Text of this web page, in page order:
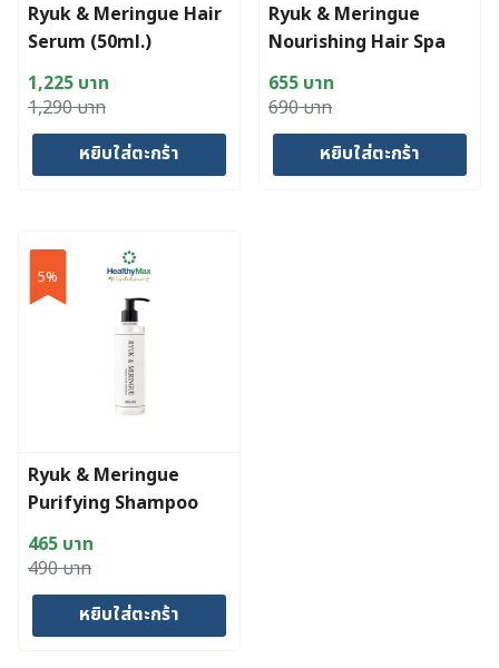
Ryuk & Meringue Hair
Serum (50ml.)
1,290บาท
Original
price
1,225 บาท
Current
price
หยิบใส่ตะกร้า
Ryuk & Meringue
Nourishing Hair Spa
(200ml.)
690บาท
Original
price
655 บาท
Current
price
หยิบใส่ตะกร้า
5%
Ryuk & Meringue
Purifying Shampoo
(250 ml.)
490บาท
Original
price
465 บาท
Current
price
หยิบใส่ตะกร้า